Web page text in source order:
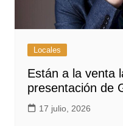
Locales
Están a la venta
presentación de
17 julio, 2026